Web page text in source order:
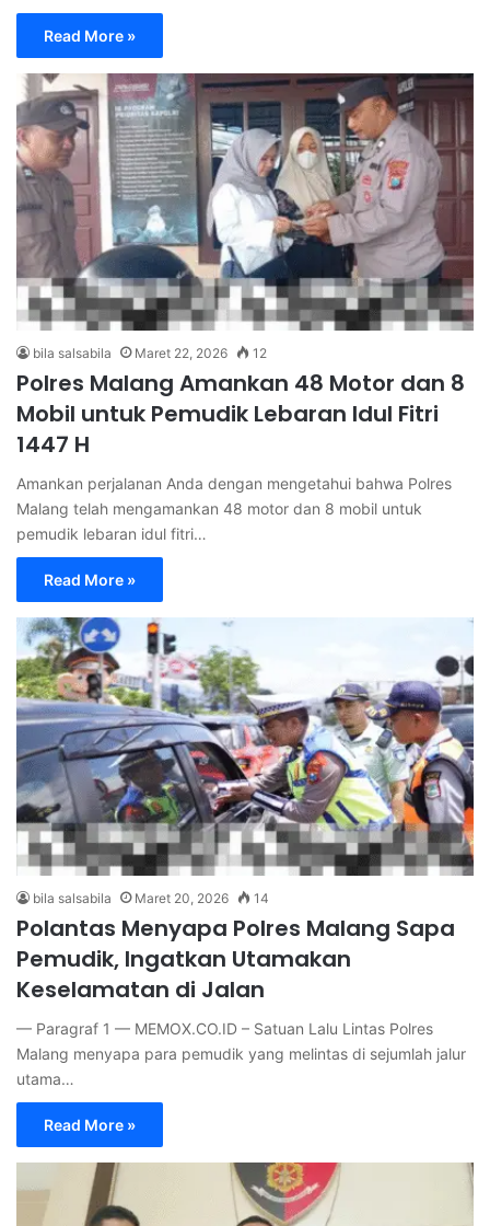
Read More »
bila salsabila Maret 22, 2026 12
Polres Malang Amankan 48 Motor dan 8
Mobil untuk Pemudik Lebaran Idul Fitri
1447 H
Amankan perjalanan Anda dengan mengetahui bahwa Polres
Malang telah mengamankan 48 motor dan 8 mobil untuk
pemudik lebaran idul fitri…
Read More »
bila salsabila Maret 20, 2026 14
Polantas Menyapa Polres Malang Sapa
Pemudik, Ingatkan Utamakan
Keselamatan di Jalan
— Paragraf 1 — MEMOX.CO.ID – Satuan Lalu Lintas Polres
Malang menyapa para pemudik yang melintas di sejumlah jalur
utama…
Read More »